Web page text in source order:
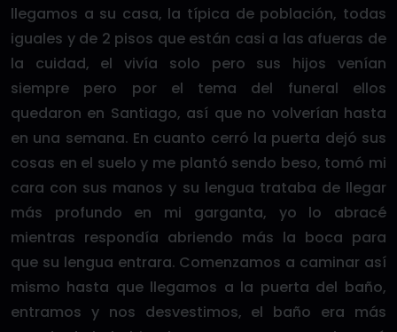
llegamos a su casa, la típica de población, todas
iguales y de 2 pisos que están casi a las afueras de
la cuidad, el vivía solo pero sus hijos venían
siempre pero por el tema del funeral ellos
quedaron en Santiago, así que no volverían hasta
en una semana. En cuanto cerró la puerta dejó sus
cosas en el suelo y me plantó sendo beso, tomó mi
cara con sus manos y su lengua trataba de llegar
más profundo en mi garganta, yo lo abracé
mientras respondía abriendo más la boca para
que su lengua entrara. Comenzamos a caminar así
mismo hasta que llegamos a la puerta del baño,
entramos y nos desvestimos, el baño era más